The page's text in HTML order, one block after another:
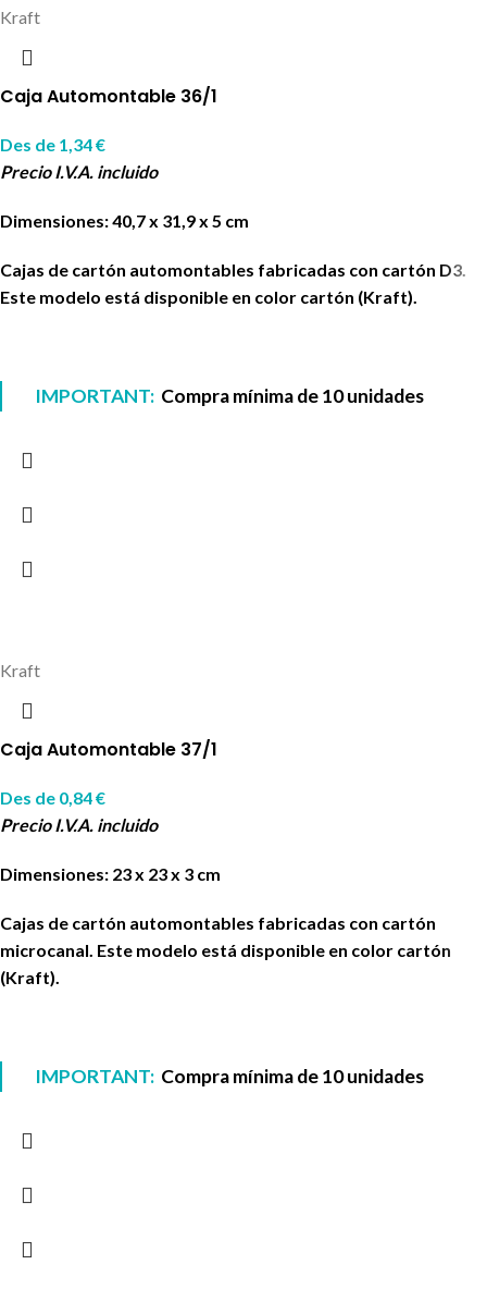
Kraft
Caja Automontable 36/1
Des de 1,34€
Precio I.V.A. incluido
Dimensiones: 40,7 x 31,9 x 5 cm
Cajas de cartón automontables fabricadas con cartón D3.
Este modelo está disponible en color cartón (Kraft).
IMPORTANT: Compra mínima de 10 unidades
Kraft
Caja Automontable 37/1
Des de 0,84€
Precio I.V.A. incluido
Dimensiones: 23 x 23 x 3 cm
Cajas de cartón automontables fabricadas con cartón
microcanal. Este modelo está disponible en color cartón
(Kraft).
IMPORTANT: Compra mínima de 10 unidades